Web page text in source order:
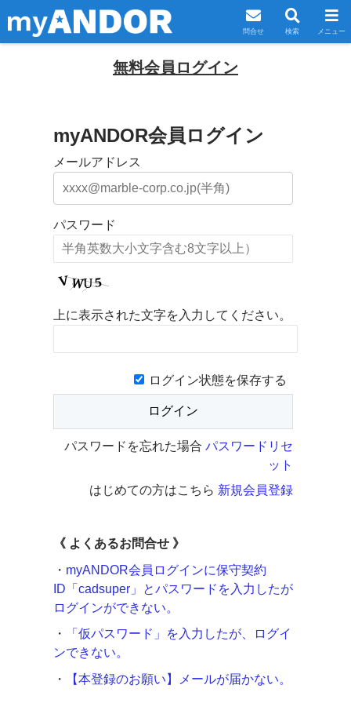
無料会員ログイン
myANDOR会員ログイン
メールアドレス
パスワード
上に表示された文字を入力してください。
ログイン状態を保存する
パスワードを忘れた場合 パスワードリセ
ット
はじめての方はこちら 新規会員登録
《 よくあるお問合せ 》
・ myANDOR会員ログインに保守契約
ID「cadsuper」とパスワードを入力したが
ログインができない。
・
「仮パスワード」を入力したが、ログイ
ンできない。
・
【本登録のお願い】メールが届かない。
問合せ 検索 メニュー